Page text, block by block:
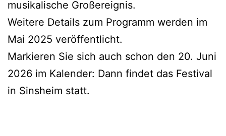
musikalische Großereignis.
Weitere Details zum Programm werden im
Mai 2025 veröffentlicht.
Markieren Sie sich auch schon den 20. Juni
2026 im Kalender: Dann findet das Festival
in Sinsheim statt.